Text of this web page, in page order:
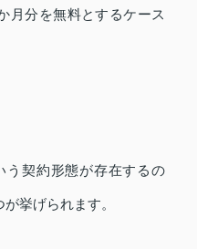
月分を無料とするケース
う契約形態が存在するの
挙げられます。